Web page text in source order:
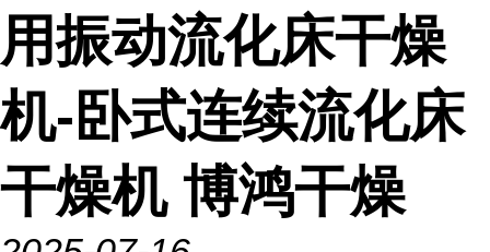
用振动流化床干燥
机-卧式连续流化床
干燥机 博鸿干燥